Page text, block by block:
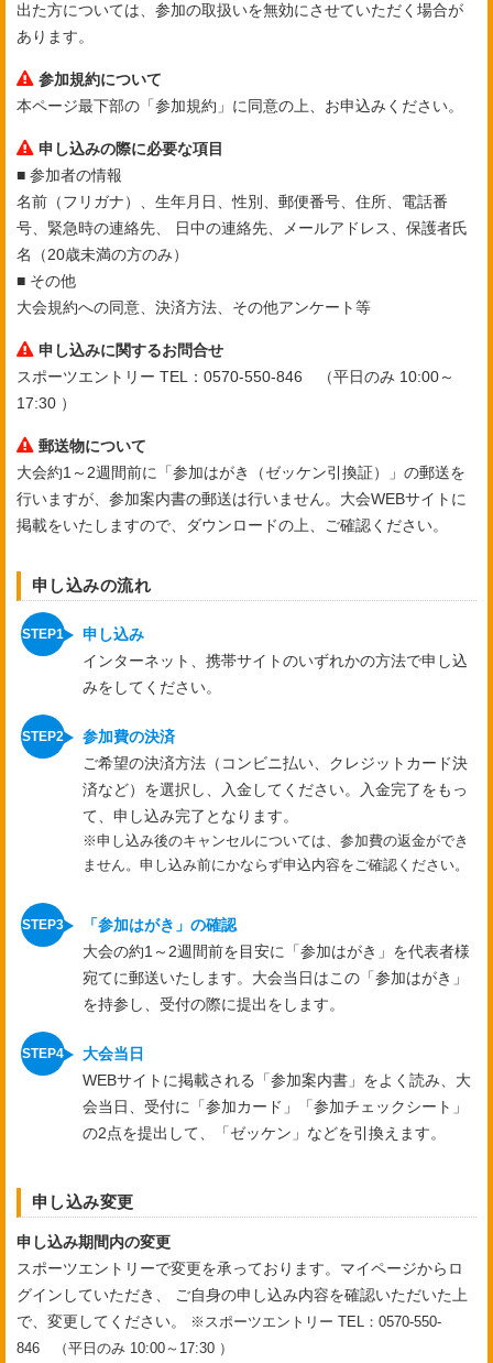
出た方については、参加の取扱いを無効にさせていただく場合が
あります。
参加規約について
本ページ最下部の「参加規約」に同意の上、お申込みください。
申し込みの際に必要な項目
■ 参加者の情報
名前（フリガナ）、生年月日、性別、郵便番号、住所、電話番
号、緊急時の連絡先、 日中の連絡先、メールアドレス、保護者氏
名（20歳未満の方のみ）
■ その他
大会規約への同意、決済方法、その他アンケート等
申し込みに関するお問合せ
スポーツエントリー TEL：0570-550-846 （平日のみ 10:00～
17:30 ）
郵送物について
大会約1～2週間前に「参加はがき（ゼッケン引換証）」の郵送を
行いますが、参加案内書の郵送は行いません。大会WEBサイトに
掲載をいたしますので、ダウンロードの上、ご確認ください。
申し込みの流れ
申し込み
インターネット、携帯サイトのいずれかの方法で申し込
みをしてください。
参加費の決済
ご希望の決済方法（コンビニ払い、クレジットカード決
済など）を選択し、入金してください。入金完了をもっ
て、申し込み完了となります。
※申し込み後のキャンセルについては、参加費の返金ができ
ません。申し込み前にかならず申込内容をご確認ください。
「参加はがき」の確認
大会の約1～2週間前を目安に「参加はがき」を代表者様
宛てに郵送いたします。大会当日はこの「参加はがき」
を持参し、受付の際に提出をします。
大会当日
WEBサイトに掲載される「参加案内書」をよく読み、大
会当日、受付に「参加カード」「参加チェックシート」
の2点を提出して、「ゼッケン」などを引換えます。
申し込み変更
申し込み期間内の変更
スポーツエントリーで変更を承っております。マイページからロ
グインしていただき、 ご自身の申し込み内容を確認いただいた上
で、変更してください。
※スポーツエントリー TEL：0570-550-
846 （平日のみ 10:00～17:30 ）